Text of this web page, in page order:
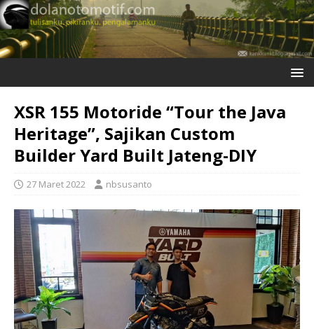
XSR 155 Motoride “Tour the Java
Heritage”, Sajikan Custom
Builder Yard Built Jateng-DIY
27 Maret 2022 nbsusanto